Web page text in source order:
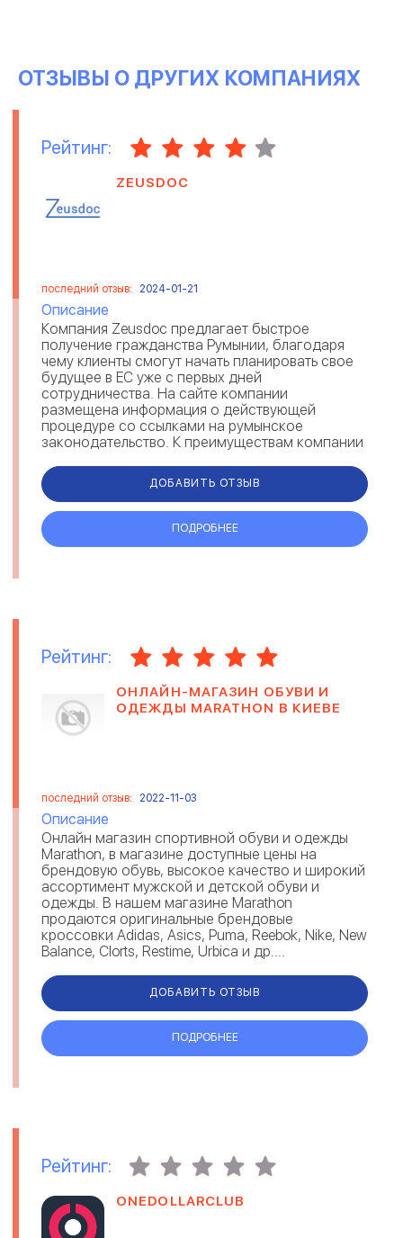
ОТЗЫВЫ О ДРУГИХ КОМПАНИЯХ
Рейтинг:
ZEUSDOC
последний отзыв: 2024-01-21
Описание
Компания Zeusdoc предлагает быстрое
получение гражданства Румынии, благодаря
чему клиенты смогут начать планировать свое
будущее в ЕС уже с первых дней
сотрудничества. На сайте компании
размещена информация о действующей
процедуре со ссылками на румынское
законодательство. К преимуществам компании
всех этапах оформления, сохран...
ДОБАВИТЬ ОТЗЫВ
ПОДРОБНЕЕ
Рейтинг:
ОНЛАЙН-МАГАЗИН ОБУВИ И
ОДЕЖДЫ MARATHON В КИЕВЕ
последний отзыв: 2022-11-03
Описание
Онлайн магазин спортивной обуви и одежды
Marathon, в магазине доступные цены на
брендовую обувь, высокое качество и широкий
ассортимент мужской и детской обуви и
одежды. В нашем магазине Marathon
продаются оригинальные брендовые
кроссовки Adidas, Asics, Puma, Reebok, Nike, New
Balance, Clorts, Restime, Urbica и др....
ДОБАВИТЬ ОТЗЫВ
ПОДРОБНЕЕ
Рейтинг:
ONEDOLLARCLUB